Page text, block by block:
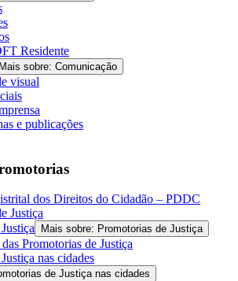
Residente
Mais sobre: Comunicação
visual
e publicações
dos Direitos do Cidadão – PDDC
Justiça
Mais sobre: Promotorias de Justiça
Promotorias de Justiça
nas cidades
de Justiça nas cidades